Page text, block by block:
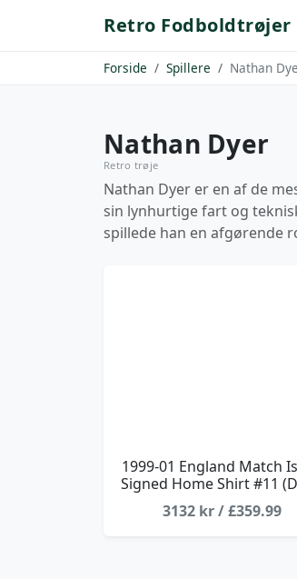
Retro Fodboldtrøjer
Forside Spillere Nathan
Nathan Dyer
Retro trøje
Nathan Dyer er en af de
sin lynhurtige fart og
spillede han en afgørende
1999-01 England Match
Signed Home Shirt #11
3132 kr / £359.99